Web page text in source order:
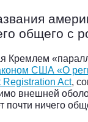
общего с
Кремлем
США «О
Registration Act,
внешней
почти ничего